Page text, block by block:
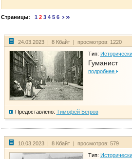
Страницы: 1 2 3 4 5 6
24.03.2023 | 8 Кбайт | просмотров: 1220
Тип:
Гуманист
подробнее
Предоставлено: Тимофей Бегров
10.03.2023 | 8 Кбайт | просмотров: 579
Тип: